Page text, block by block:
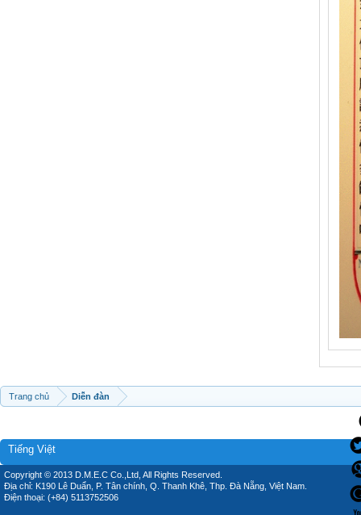
Trang chủ Diễn đàn
Tiếng Việt
Copyright © 2013 D.M.E.C Co.,Ltd, All Rights Reserved.
Địa chỉ: K190 Lê Duẩn, P. Tân chính, Q. Thanh Khê, Thp. Đà Nẵng, Việt Nam.
Điện thoại: (+84) 5113752506